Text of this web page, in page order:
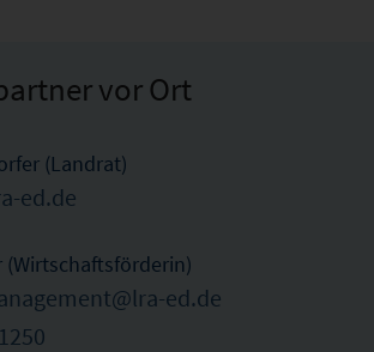
vor Ort
(Landrat)
ed.de
(Wirtschaftsförderin)
ed.de